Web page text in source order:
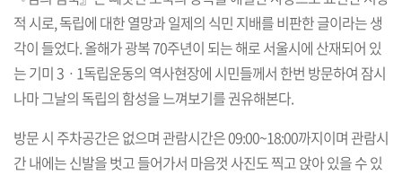
적 시로, 독립에 대한 열망과 일제의 식민 지배를 비판한 글이라는 생
각이 들었다. 올해가 광복 70주년이 되는 해로 서울시에 산재되어 있
는 기미 3ㆍ1독립운동의 역사현장에 시민들께서 한번 방문하여 잠시
나마 그날의 독립의 함성을 느껴보기를 권유해본다.
방문 시 주차공간은 없으며 관람시간은 09:00~18:00까지이며 관람시
간 내에는 신발을 벗고 들어가서 마음껏 사진도 찍고 앉아 있을 수 있